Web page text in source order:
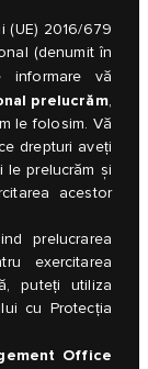
(UE) 2016/679
(denumit în
informare vă
prelucrăm,
le folosim. Vă
drepturi aveți
prelucrăm și
acestor
prelucrarea
exercitarea
puteți utiliza
cu Protecția
Office